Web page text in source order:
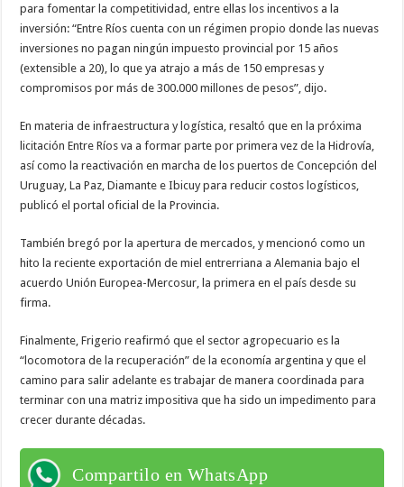
para fomentar la competitividad, entre ellas los incentivos a la
inversión: “Entre Ríos cuenta con un régimen propio donde las nuevas
inversiones no pagan ningún impuesto provincial por 15 años
(extensible a 20), lo que ya atrajo a más de 150 empresas y
compromisos por más de 300.000 millones de pesos”, dijo.
En materia de infraestructura y logística, resaltó que en la próxima
licitación Entre Ríos va a formar parte por primera vez de la Hidrovía,
así como la reactivación en marcha de los puertos de Concepción del
Uruguay, La Paz, Diamante e Ibicuy para reducir costos logísticos,
publicó el portal oficial de la Provincia.
También bregó por la apertura de mercados, y mencionó como un
hito la reciente exportación de miel entrerriana a Alemania bajo el
acuerdo Unión Europea-Mercosur, la primera en el país desde su
firma.
Finalmente, Frigerio reafirmó que el sector agropecuario es la
“locomotora de la recuperación” de la economía argentina y que el
camino para salir adelante es trabajar de manera coordinada para
terminar con una matriz impositiva que ha sido un impedimento para
crecer durante décadas.
Compartilo en WhatsApp